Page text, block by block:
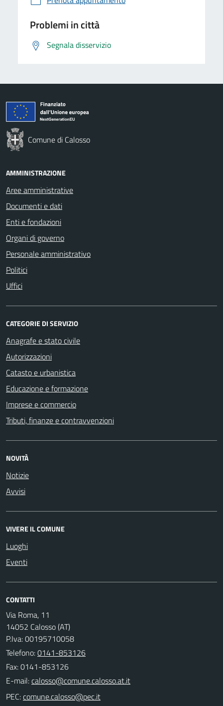
Problemi in città
Segnala disservizio
Comune di Calosso
AMMINISTRAZIONE
Aree amministrative
Documenti e dati
Enti e fondazioni
Organi di governo
Personale amministrativo
Politici
Uffici
CATEGORIE DI SERVIZIO
Anagrafe e stato civile
Autorizzazioni
Catasto e urbanistica
Educazione e formazione
Imprese e commercio
Tributi, finanze e contravvenzioni
NOVITÀ
Notizie
Avvisi
VIVERE IL COMUNE
Luoghi
Eventi
CONTATTI
Via Roma, 11
14052 Calosso (AT)
P.Iva: 00195710058
Telefono:0141-853126
Fax: 0141-853126
E-mail:
PEC: